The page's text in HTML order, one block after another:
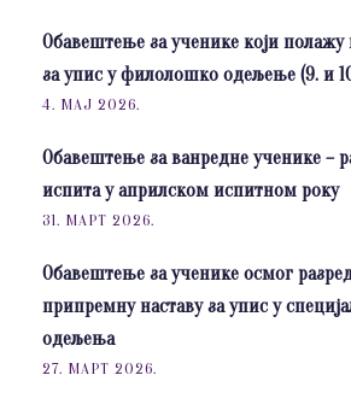
Обавештење за ученике који
за упис у филолошко одељење (9. и
4. МАЈ 2026.
Обавештење за ванредне ученике –
испита у априлском испитном року
31. МАРТ 2026.
Обавештење за ученике осмог
припремну наставу за упис у
одељења
27. МАРТ 2026.